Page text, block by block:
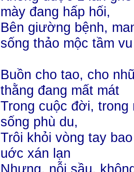
mày đang hấp hối,
Bên giường bệnh,
sống thảo mộc tầm vu
Buồn cho tao, cho
thằng đang mất mát
Trong cuộc đời, trong
sống phù du,
Trôi khỏi vòng tay
uớc xán lạn